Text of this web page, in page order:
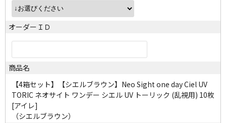
オーダーＩＤ
商品名
【4箱セット】【シエルブラウン】Neo Sight one day Ciel UV
TORIC ネオサイト ワンデー シエル UV トーリック (乱視用) 10枚
[アイレ]
（シエルブラウン）